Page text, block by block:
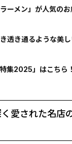
ーメン」が人気の
透き通るような美
特集2025」はこちら！
愛された名店